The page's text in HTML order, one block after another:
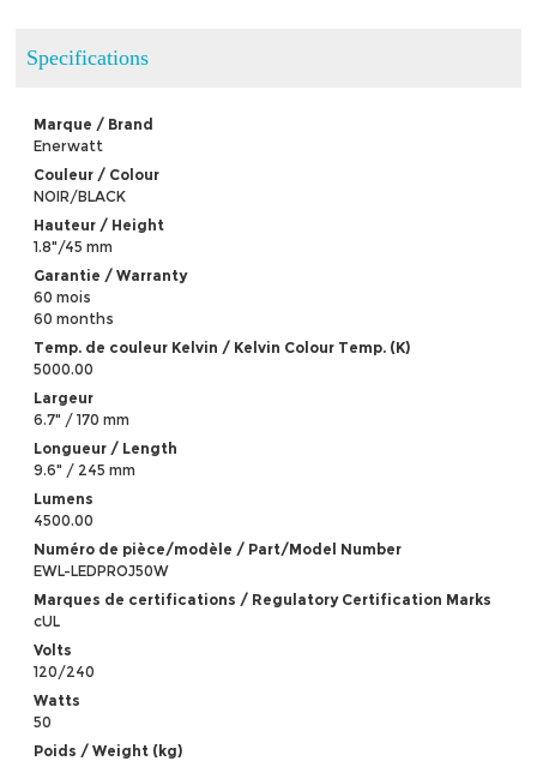
Specifications
Marque / Brand
Enerwatt
Couleur / Colour
NOIR/BLACK
Hauteur / Height
1.8"/45 mm
Garantie / Warranty
60 mois
60 months
Temp. de couleur Kelvin / Kelvin Colour Temp. (K)
5000.00
Largeur
6.7" / 170 mm
Longueur / Length
9.6" / 245 mm
Lumens
4500.00
Numéro de pièce/modèle / Part/Model Number
EWL-LEDPROJ50W
Marques de certifications / Regulatory Certification Marks
cUL
Volts
120/240
Watts
50
Poids / Weight (kg)